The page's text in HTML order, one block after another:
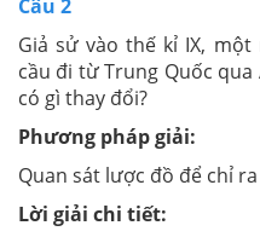
Câu 2
Giả sử vào thế kỉ IX,
cầu đi từ Trung Quốc
có gì thay đổi?
Phương pháp giải:
Quan sát lược đồ để chỉ
Lời giải chi tiết: